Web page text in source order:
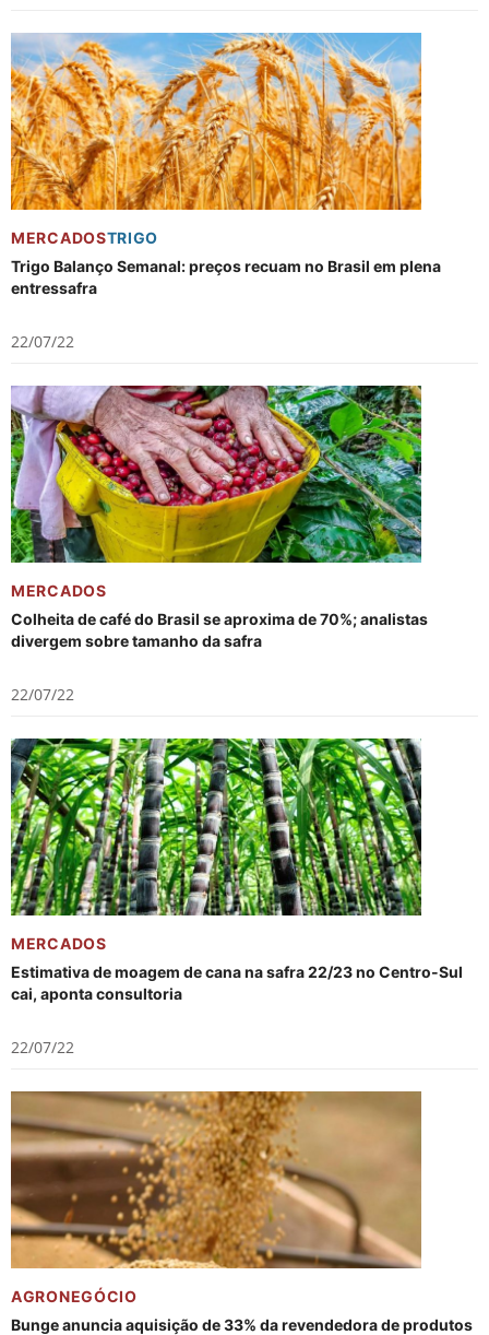
MERCADOSTRIGO
Trigo Balanço Semanal: preços recuam no Brasil em plena
entressafra
22/07/22
MERCADOS
Colheita de café do Brasil se aproxima de 70%; analistas
divergem sobre tamanho da safra
22/07/22
MERCADOS
Estimativa de moagem de cana na safra 22/23 no Centro-Sul
cai, aponta consultoria
22/07/22
AGRONEGÓCIO
Bunge anuncia aquisição de 33% da revendedora de produtos